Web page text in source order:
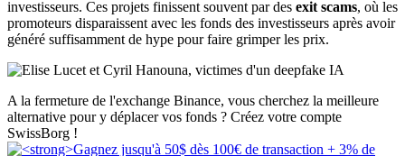
investisseurs. Ces projets finissent souvent par des exit scams, où les
promoteurs disparaissent avec les fonds des investisseurs après avoir
généré suffisamment de hype pour faire grimper les prix.
A la fermeture de l'exchange Binance, vous cherchez la meilleure
alternative pour y déplacer vos fonds ? Créez votre compte
SwissBorg !